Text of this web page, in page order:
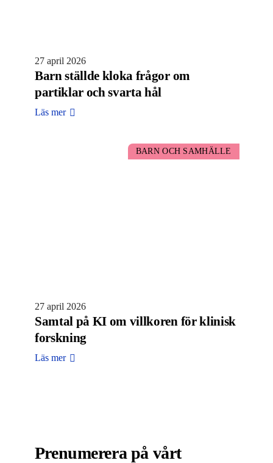
27 april 2026
Barn ställde kloka frågor om
partiklar och svarta hål
Läs mer
BARN OCH SAMHÄLLE
27 april 2026
Samtal på KI om villkoren för klinisk
forskning
Läs mer
Prenumerera på vårt